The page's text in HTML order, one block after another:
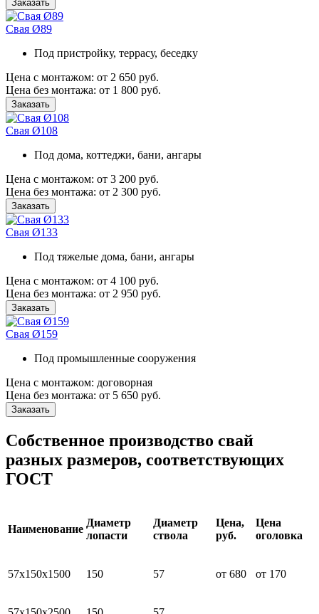
Заказать
Свая Ø89
Под пристройку, террасу, беседку
Цена с монтажом: от 2 650 руб.
Цена без монтажа: от 1 800 руб.
Заказать
Свая Ø108
Под дома, коттеджи, бани, ангары
Цена с монтажом: от 3 200 руб.
Цена без монтажа: от 2 300 руб.
Заказать
Свая Ø133
Под тяжелые дома, бани, ангары
Цена с монтажом: от 4 100 руб.
Цена без монтажа: от 2 950 руб.
Заказать
Свая Ø159
Под промышленные сооружения
Цена с монтажом: договорная
Цена без монтажа: от 5 650 руб.
Заказать
Собственное производство свай
разных размеров, соответствующих
ГОСТ
Наименование
Диаметр
лопасти
Диаметр
ствола
Цена,
руб.
Цена
оголовка
57х150х1500 150 57 от 680 от 170